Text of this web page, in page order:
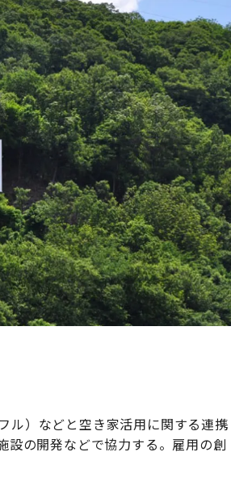
ル）などと空き家活用に関する連携
設の開発などで協力する。雇用の創